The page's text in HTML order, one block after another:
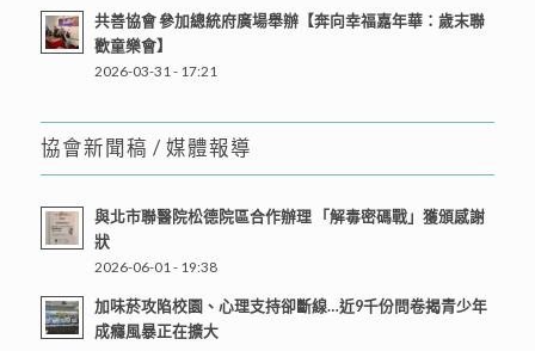
共善協會 參加總統府廣場舉辦【奔向幸福嘉年華：歲末聯
歡童樂會】
2026-03-31 - 17:21
協會新聞稿 / 媒體報導
與北市聯醫院松德院區合作辦理 「解毒密碼戰」獲頒感謝
狀
2026-06-01 - 19:38
加味菸攻陷校園、心理支持卻斷線…近9千份問卷揭青少年
成癮風暴正在擴大